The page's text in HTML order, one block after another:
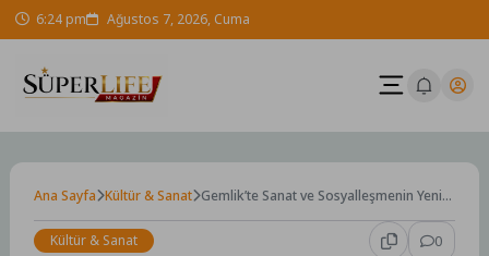
Skip 6:24 pm Ağustos 7, 2026, Cuma
Ana Sayfa Kültür & Sanat Gemlik’te Sanat ve Sosyalleşmenin Yeni
Kültür & Sanat
0